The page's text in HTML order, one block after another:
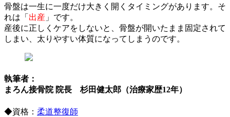
骨盤は一生に一度だけ大きく開くタイミングがあります。そ
れは「 出産 」です。
産後に正しくケアをしないと、骨盤が開いたまま固定されて
しまい、太りやすい体質になってしまうのです。
執筆者：
まろん接骨院 院長 杉田健太郎（治療家歴12年）
◆資格： 柔道整復師